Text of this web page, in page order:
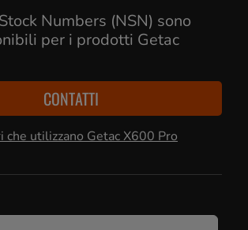
Numbers (NSN) sono
per i prodotti Getac
CONTATTI
che utilizzano Getac X600 Pro